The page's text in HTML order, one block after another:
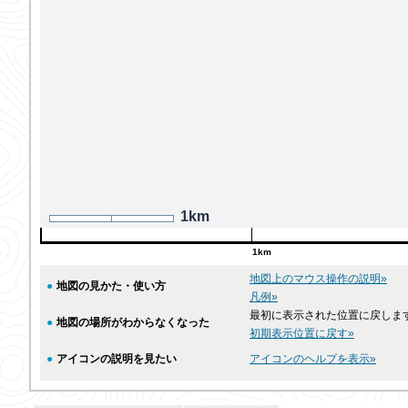
1km
1km
● 地図の見かた・使い方
地図上のマウス操作の説明»
凡例»
● 地図の場所がわからなくなった
最初に表示された位置に戻しま
初期表示位置に戻す»
● アイコンの説明を見たい アイコンのヘルプを表示»